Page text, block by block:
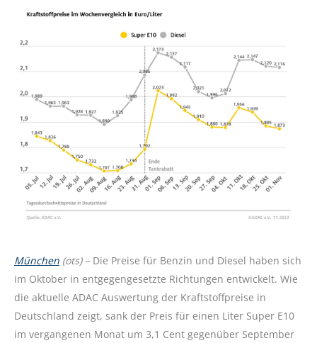
München (ots) – Die Preise für Benzin und Diesel haben sich
im Oktober in entgegengesetzte Richtungen entwickelt. Wie
die aktuelle ADAC Auswertung der Kraftstoffpreise in
Deutschland zeigt, sank der Preis für einen Liter Super E10
im vergangenen Monat um 3,1 Cent gegenüber September